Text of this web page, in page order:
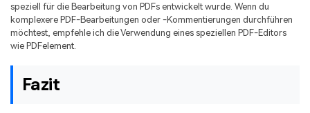
speziell für die Bearbeitung von PDFs entwickelt wurde. Wenn du
komplexere PDF-Bearbeitungen oder -Kommentierungen durchführen
möchtest, empfehle ich die Verwendung eines speziellen PDF-Editors
wie PDFelement.
Fazit